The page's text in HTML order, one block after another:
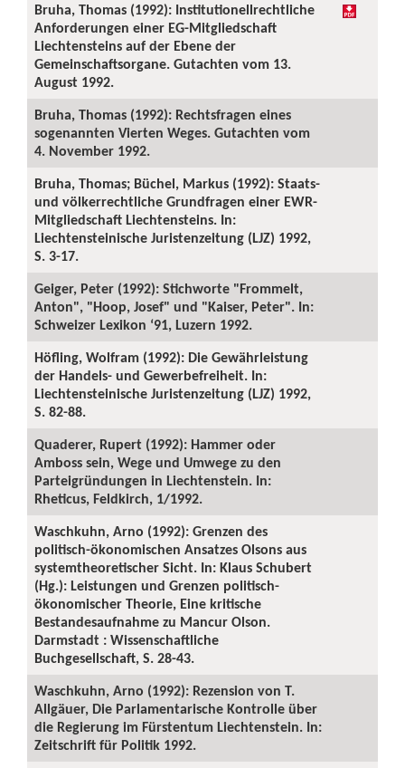
Bruha, Thomas (1992): Institutionellrechtliche
Anforderungen einer EG-Mitgliedschaft
Liechtensteins auf der Ebene der
Gemeinschaftsorgane. Gutachten vom 13.
August 1992.
Bruha, Thomas (1992): Rechtsfragen eines
sogenannten Vierten Weges. Gutachten vom
4. November 1992.
Bruha, Thomas; Büchel, Markus (1992): Staats-
und völkerrechtliche Grundfragen einer EWR-
Mitgliedschaft Liechtensteins. In:
Liechtensteinische Juristenzeitung (LJZ) 1992,
S. 3-17.
Geiger, Peter (1992): Stichworte "Frommelt,
Anton", "Hoop, Josef" und "Kaiser, Peter". In:
Schweizer Lexikon ‘91, Luzern 1992.
Höfling, Wolfram (1992): Die Gewährleistung
der Handels- und Gewerbefreiheit. In:
Liechtensteinische Juristenzeitung (LJZ) 1992,
S. 82-88.
Quaderer, Rupert (1992): Hammer oder
Amboss sein, Wege und Umwege zu den
Parteigründungen in Liechtenstein. In:
Rheticus, Feldkirch, 1/1992.
Waschkuhn, Arno (1992): Grenzen des
politisch-ökonomischen Ansatzes Olsons aus
systemtheoretischer Sicht. In: Klaus Schubert
(Hg.): Leistungen und Grenzen politisch-
ökonomischer Theorie, Eine kritische
Bestandesaufnahme zu Mancur Olson.
Darmstadt : Wissenschaftliche
Buchgesellschaft, S. 28-43.
Waschkuhn, Arno (1992): Rezension von T.
Allgäuer, Die Parlamentarische Kontrolle über
die Regierung im Fürstentum Liechtenstein. In:
Zeitschrift für Politik 1992.